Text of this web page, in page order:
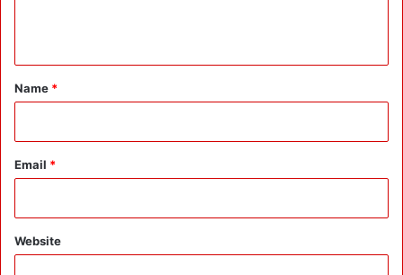
*
Name *
Email *
Website